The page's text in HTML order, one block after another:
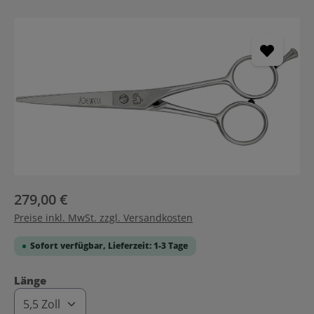
279,00 €
Preise inkl. MwSt. zzgl. Versandkosten
Sofort verfügbar, Lieferzeit: 1-3 Tage
Längeauswählen